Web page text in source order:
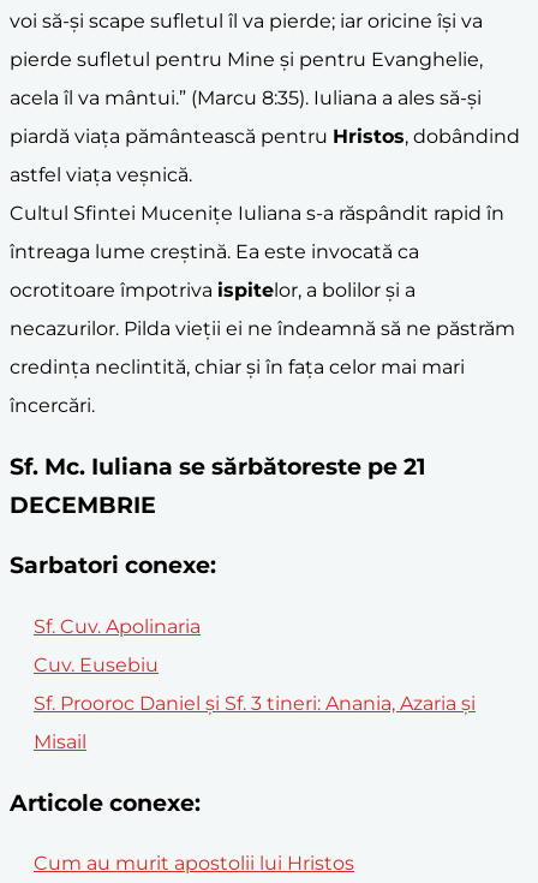
voi să-şi scape sufletul îl va pierde; iar oricine îşi va
pierde sufletul pentru Mine şi pentru Evanghelie,
acela îl va mântui.” (Marcu 8:35). Iuliana a ales să-și
piardă viața pământească pentru Hristos, dobândind
astfel viața veșnică.
Cultul Sfintei Mucenițe Iuliana s-a răspândit rapid în
întreaga lume creștină. Ea este invocată ca
ocrotitoare împotriva ispitelor, a bolilor și a
necazurilor. Pilda vieții ei ne îndeamnă să ne păstrăm
credința neclintită, chiar și în fața celor mai mari
încercări.
Sf. Mc. Iuliana se sărbătoreste pe 21
DECEMBRIE
Sarbatori conexe:
Sf. Cuv. Apolinaria
Cuv. Eusebiu
Sf. Prooroc Daniel şi Sf. 3 tineri: Anania, Azaria şi
Misail
Articole conexe:
Cum au murit apostolii lui Hristos